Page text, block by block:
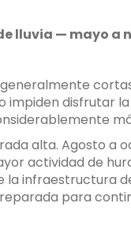
lluvia — mayo a
generalmente
impiden disfrutar la
alta. Agosto a
actividad de
la infraestructura
para